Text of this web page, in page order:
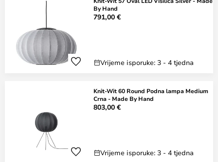
By Hand
791,00 €
Vrijeme isporuke: 3 - 4 tjedna
Knit-Wit 60 Round Podna lampa Medium
Crna - Made By Hand
803,00 €
Vrijeme isporuke: 3 - 4 tjedna